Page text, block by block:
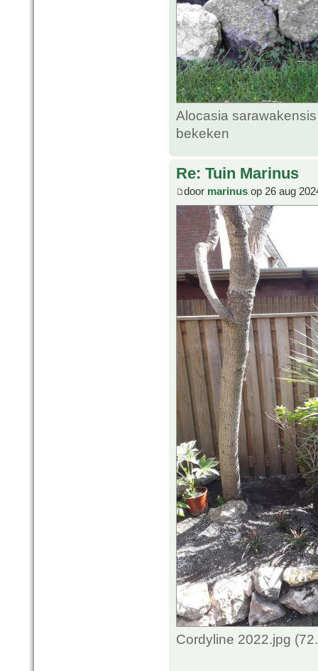
Alocasia
bekeken
Re: Tuin Marinus
door marinus op 26 aug
Cordyline 2022.jpg